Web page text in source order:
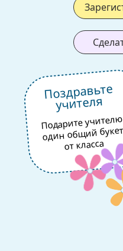
Поздравьте
учителя
Подарите учителю
один общий букет
от класса